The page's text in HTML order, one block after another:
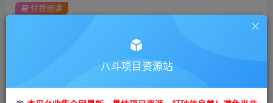
此内容为付费阅读，请付费后查看
金币9.9金币99
会员免费
付费阅读
八斗项目资源站